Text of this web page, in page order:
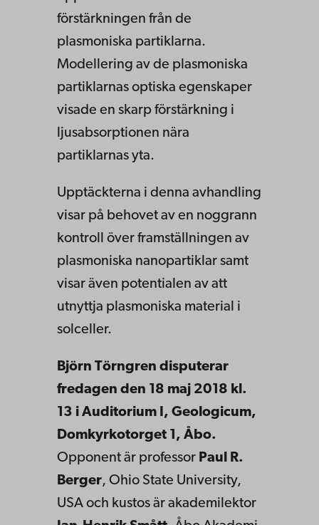
förstärkningen från de
plasmoniska partiklarna.
Modellering av de plasmoniska
partiklarnas optiska egenskaper
visade en skarp förstärkning i
ljusabsorptionen nära
partiklarnas yta.
Upptäckterna i denna avhandling
visar på behovet av en noggrann
kontroll över framställningen av
plasmoniska nanopartiklar samt
visar även potentialen av att
utnyttja plasmoniska material i
solceller.
Björn Törngren disputerar
fredagen den 18 maj 2018 kl.
13 i Auditorium I, Geologicum,
Domkyrkotorget 1, Åbo.
Opponent är professor Paul R.
Berger, Ohio State University,
USA och kustos är akademilektor